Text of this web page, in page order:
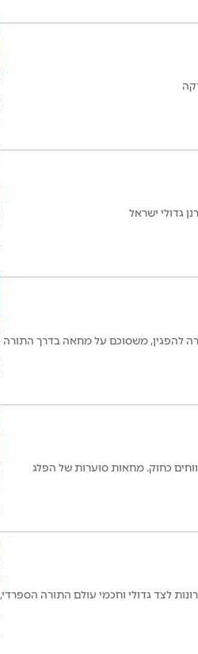
להפגין, משסוכם על מחאה בדרך התורה
כחוק. מחאות סוערות של הפלג
לצד גדולי וחכמי עולם התורה הספרדי,